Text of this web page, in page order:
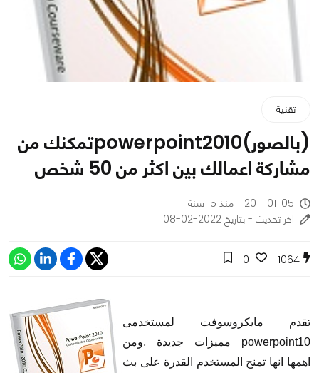
تقنية
(بالصور)powerpoint2010تمكنك من
مشاركة اعمالك بين اكثر من 50 شخص
2011-01-05 - منذ 15 سنة
اخر تحديث - بتاريخ 2022-02-08
1064
0
تقدم مايكروسوفت لمستخدمى
powerpoint10 مميزات جديدة ,ومن
اهمها انها تمنح المستخدم القدرة على بث